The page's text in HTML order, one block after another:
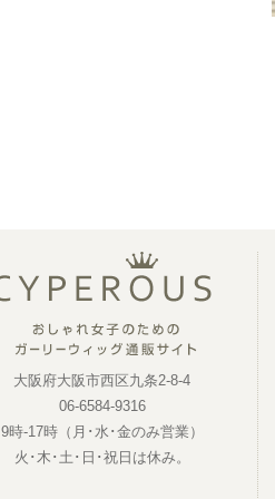
大阪府大阪市西区九条2-8-4
06-6584-9316
9時-17時（月･水･金のみ営業）
火･木･土･日･祝日は休み。